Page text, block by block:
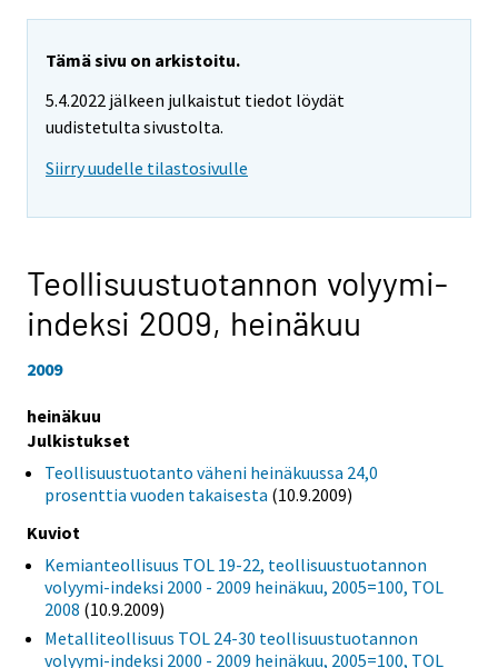
Tämä sivu on arkistoitu.
5.4.2022 jälkeen julkaistut tiedot löydät
uudistetulta sivustolta.
Siirry uudelle tilastosivulle
Teollisuustuotannon volyymi-
indeksi 2009, heinäkuu
2009
heinäkuu
Julkistukset
Teollisuustuotanto väheni heinäkuussa 24,0
prosenttia vuoden takaisesta (10.9.2009)
Kuviot
Kemianteollisuus TOL 19-22, teollisuustuotannon
volyymi-indeksi 2000 - 2009 heinäkuu, 2005=100, TOL
2008 (10.9.2009)
Metalliteollisuus TOL 24-30 teollisuustuotannon
volyymi-indeksi 2000 - 2009 heinäkuu, 2005=100, TOL